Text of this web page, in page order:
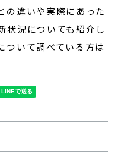
の違いや実際にあった
状況についても紹介し
ついて調べている方は